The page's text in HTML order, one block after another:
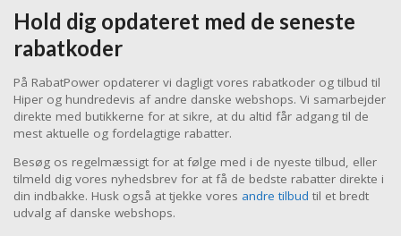
Hold dig opdateret med de seneste
rabatkoder
På RabatPower opdaterer vi dagligt vores rabatkoder og tilbud til
Hiper og hundredevis af andre danske webshops. Vi samarbejder
direkte med butikkerne for at sikre, at du altid får adgang til de
mest aktuelle og fordelagtige rabatter.
Besøg os regelmæssigt for at følge med i de nyeste tilbud, eller
tilmeld dig vores nyhedsbrev for at få de bedste rabatter direkte i
din indbakke. Husk også at tjekke vores andre tilbud til et bredt
udvalg af danske webshops.